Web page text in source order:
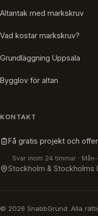
Altantak med markskruv
Vad kostar markskruv?
Grundläggning Uppsala
Bygglov för altan
KONTAKT
Få gratis projekt och
Svar inom 24 timmar ·
Stockholm & Stockholms
© 2026 SnabbGrund. Alla